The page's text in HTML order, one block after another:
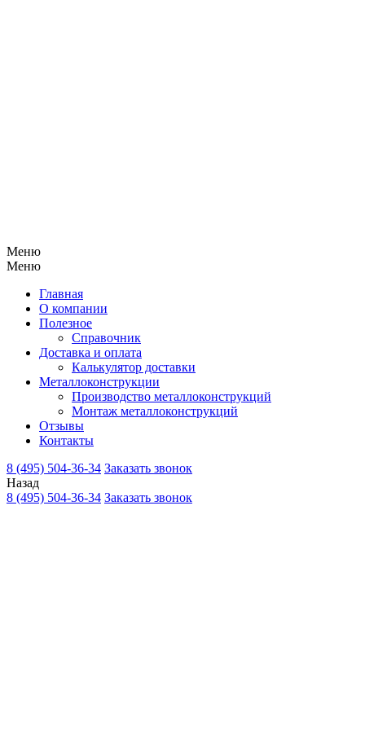
Меню
Меню
Главная
О компании
Полезное
Справочник
Доставка и оплата
Калькулятор доставки
Металлоконструкции
Производство металлоконструкций
Монтаж металлоконструкций
Отзывы
Контакты
8 (495) 504-36-34 Заказать звонок
Назад
8 (495) 504-36-34 Заказать звонок